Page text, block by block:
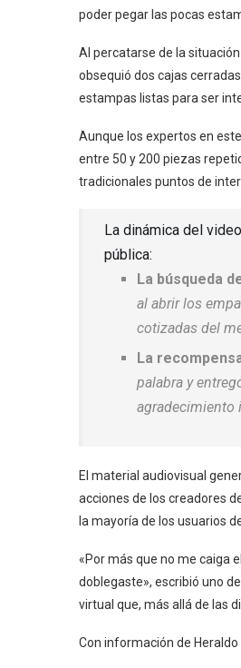
poder pegar las pocas
Al percatarse de la
obsequió dos cajas
estampas listas para ser
Aunque los expertos en
entre 50 y 200 piezas
tradicionales puntos de
La dinámica del
pública:
La búsqueda
al abrir los
cotizadas del
La
palabra y
agradecimiento
El material audiovisual
acciones de los creadores
la mayoría de los usuarios
«Por más que no me caiga
doblegaste», escribió uno
virtual que, más allá de las
Con información de Heraldo